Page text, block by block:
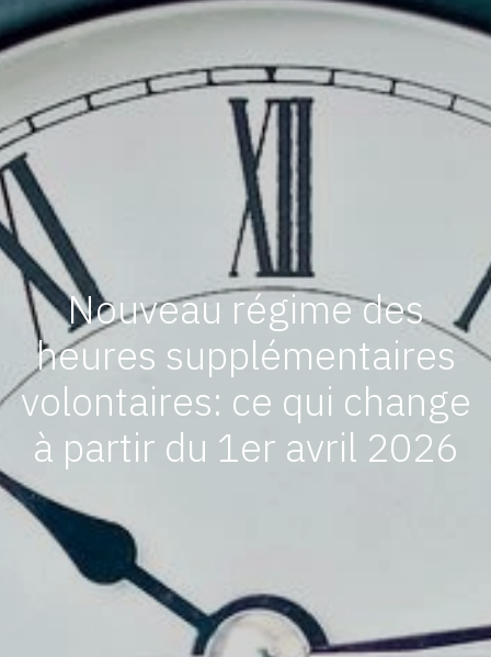
Nouveau régime des
heures supplémentaires
volontaires: ce qui change
à partir du 1er avril 2026